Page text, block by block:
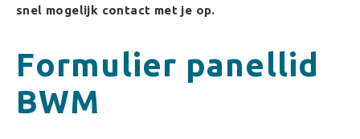
snel mogelijk contact met je op.
Formulier panellid
BWM